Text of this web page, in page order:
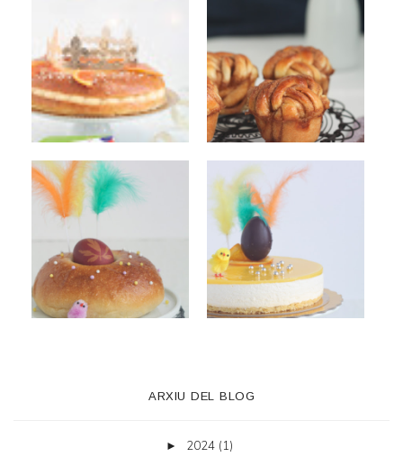
ARXIU DEL BLOG
► 2024 (1)